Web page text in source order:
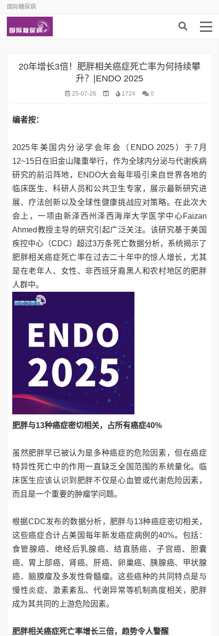
国际糖尿病
20年增长3倍！肥胖相关癌症死亡率为何持续攀
升？|ENDO 2025
25-07-26 1724 0
编者按：
2025年美国内分泌学会年会（ENDO 2025）于7月
12~15日在旧金山隆重举行，作为全球内分泌与代谢疾病
研究的前沿阵地，ENDO大会每年吸引来自世界各地的
临床医生、科研人员和公共卫生专家，展示最新研究进
展、疗法创新以及全球性健康挑战应对策略。在此次大
会上，一项由新泽西州泽西海岸大学医学中心Faizan
Ahmed教授主导的研究引起广泛关注。该研究基于美国
疾控中心（CDC）超过3万条死亡数据分析，系统揭示了
肥胖相关癌症死亡率在过去二十年中的惊人增长，尤其
是在老年人、女性、非西班牙裔黑人和农村地区的肥胖
人群中。
肥胖与13种癌症密切相关，占所有癌症40%
虽然肥胖早已被认为是多种癌症的危险因素，但在癌症
特异性死亡中的作用一直缺乏全国范围的系统量化。临
床医生应该认识到肥胖不仅是心血管或代谢危险因素，
而且是一个重要的肿瘤学问题。
根据CDC发布的数据分析，肥胖与13种癌症密切相关，
这些癌症合计占美国每年新发癌症病例的40%。包括：
食管腺癌、绝经后乳腺癌、结直肠癌、子宫癌、胆囊
癌、胃上部癌、肾癌、肝癌、卵巢癌、胰腺癌、甲状腺
癌、脑膜瘤及多发性骨髓瘤。这些癌种的共同特点是与
慢性炎症、激素紊乱、代谢异常等机制高度相关，肥胖
成为其共同的上游危险因素。
肥胖相关癌症死亡率增长三倍，趋势令人警醒